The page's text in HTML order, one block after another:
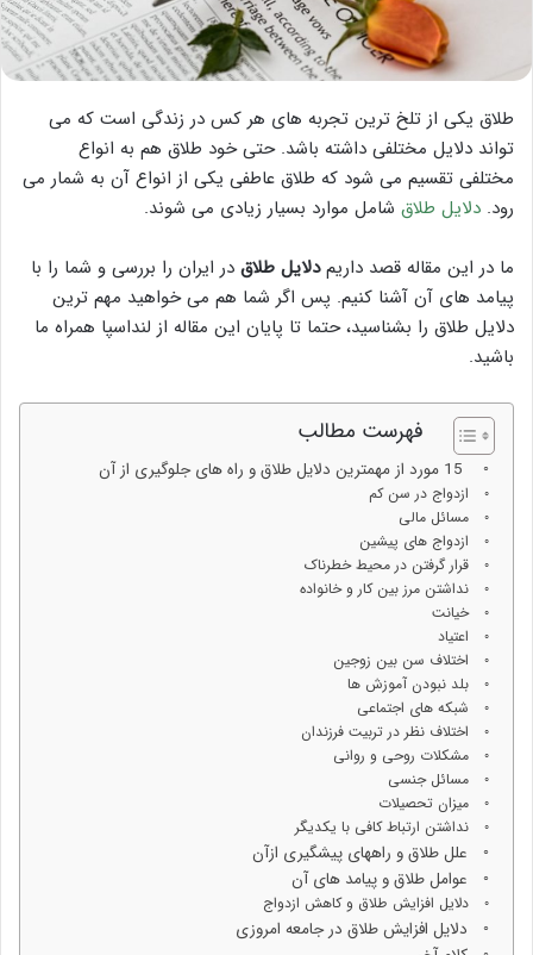
طلاق یکی از تلخ ترین تجربه های هر کس در زندگی است که می
تواند دلایل مختلفی داشته باشد. حتی خود طلاق هم به انواع
مختلفی تقسیم می شود که طلاق عاطفی یکی از انواع آن به شمار می
رود. دلایل طلاق شامل موارد بسیار زیادی می شوند.
ما در این مقاله قصد داریمدلایل طلاق در ایران را بررسی و شما را با
پیامد های آن آشنا کنیم. پس اگر شما هم می خواهید مهم ترین
دلایل طلاق را بشناسید، حتما تا پایان این مقاله از لنداسپا همراه ما
باشید.
فهرست مطالب
ازدواج در سن کم
مسائل مالی
ازدواج های پیشین
قرار گرفتن در محیط خطرناک
نداشتن مرز بین کار و خانواده
خیانت
اعتیاد
اختلاف سن بین زوجین
بلد نبودن آموزش ها
شبکه های اجتماعی
اختلاف نظر در تربیت فرزندان
مشکلات روحی و روانی
مسائل جنسی
میزان تحصیلات
نداشتن ارتباط کافی با یکدیگر
علل طلاق و راههای پیشگیری ازآن
عوامل طلاق و پیامد های آن
دلایل افزایش طلاق و کاهش ازدواج
دلایل افزایش طلاق در جامعه امروزی